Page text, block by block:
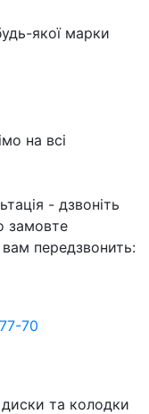
якої марки
на всі
- дзвоніть
замовте
передзвонить:
70
диски та колодки